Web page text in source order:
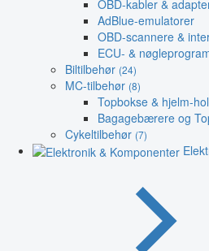
OBD-kabler &
AdBlue-emulatorer
OBD-scannere &
ECU- &
Biltilbehør (24)
MC-tilbehør (8)
Topbokse & hjelm-
Bagagebærere og
Cykeltilbehør (7)